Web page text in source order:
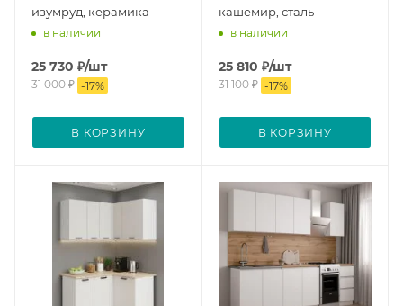
изумруд, керамика
в наличии
25 730 ₽/шт
31 000₽ -17%
В КОРЗИНУ
кашемир, сталь
в наличии
25 810 ₽/шт
31 100₽ -17%
В КОРЗИНУ